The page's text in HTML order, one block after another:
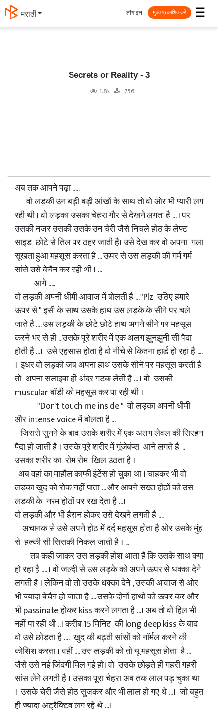
मराठी ☰
लॉग इन मुक्त प्रकाशित करें
Secrets or Reality - 3
1.8k 756
अब तक आपने पढ़ा .....
वो लड़की उन बड़ी बड़ी आंखों के साथ तो वो ओर भी प्यारी लग
रही थी । वो लड़का उसका चेहरा गौर से देखने लगता है ... । पर
उसकी नजर उसकी उसके उन चेरी जैसे निचले होठ के लेफ्ट
साइड छोटे से तिल पर ठहर जाती है। उसे देख कर वो अपना गला
सूखता हुआ महशूस करता है ... ऊपर से उस लड़की की गर्म गर्म
सांसे उसे बेचैन कर रही थी । ...
आगे .....
वो लड़की अपनी धीमी आवाज में बोलती है ... "Plz उठिए हमारे
ऊपर से " इसी के साथ उसके हाथ उस लड़के के सीने पर चले
जाते है .... उस लड़की के छोटे छोटे हाथ अपने सीने पर महसूस
करने भर से ही .. उसके पूरे शरीर में एक अलग झुनझुनी सी पैदा
होती है ...। उसे एहसास होता है वो नीचे से कितना हार्ड हो रहा है ....
। इधर वो लड़की जब अपना हाथ उसके सीने पर महसूस करती है
तो अपना सलाइवा ही अंदर गटक लेती है ... । वो उसकी
muscular बॉडी को महसूस कर पा रही थी ।
"Don't touch me inside " वो लड़का अपनी धीमी
और intense voice में बोलता है ...
जिससे सुनने के बाद उसके शरीर में एक अलग लेवल की सिरहन
पैदा हो जाती है । उसके पूरे शरीर में गूंजेबंप्स आने लगते है ...
उसका शरीर का रोम रोम खिल उठता है ।
अब वहां का माहौल काफी इंटेंस हो चुका था । चाहकर भी वो
लड़का खुद को रोक नहीं पाता ... और आपने सख्त होठों को उस
लड़की के नरम होठों पर रख देता है ...।
वो लड़की और भी हैरान होकर उसे देखने लगती है ....
अचानक से उसे अपने होठ में दर्द महसूस होता है ओर उसके मुंह
से हल्की सी सिसकी निकल जाती है । ...
तब कहीं जाकर उस लड़की होश आता है कि उसके साथ क्या
हो रहा है .... । वो जल्दी से उस लड़के को अपने ऊपर से धक्का देने
लगती है । लेकिन वो तो उसके धक्का देने , उसकी आवाज से ओर
भी ज्यादा बेचैन हो जाता है .... उसके दोनों हाथों को ऊपर कर और
भी passinate होकर kiss करने लगता है ...। अब तो वो हिल भी
नहीं पा रही थी ..। करीब 15 मिनिट की long deep kiss के बाद
वो उसे छोड़ता है .... खुद की बढ़ती सांसों को नॉर्मल करने की
कोशिश करता । वहीं .... उस लड़की को तो यू महसूस होता है ...
जैसे उसे नई जिंदगी मिल गई हो। वो उसके छोड़ते ही गहरी गहरी
सांस लेने लगती है । उसका पूरा चेहरा अब तक लाल पड़ चुका था
। उसके चेरी जैसे होठ सुजकर और भी लाल हो गए थे ...। जो बहुत
ही ज्यादा अट्रैक्टिव लग रहे थे ...।